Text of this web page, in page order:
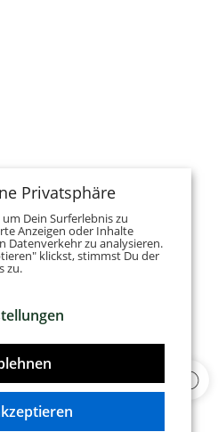
Privatsphäre
Dein Surferlebnis zu
Anzeigen oder Inhalte
Datenverkehr zu analysieren.
klickst, stimmst Du der
zu.